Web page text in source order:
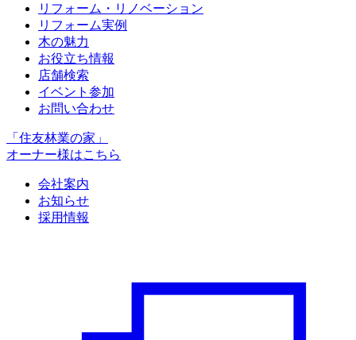
リフォーム・リノベーション
リフォーム実例
木の魅力
お役立ち情報
店舗検索
イベント参加
お問い合わせ
「住友林業の家」
オーナー様はこちら
会社案内
お知らせ
採用情報